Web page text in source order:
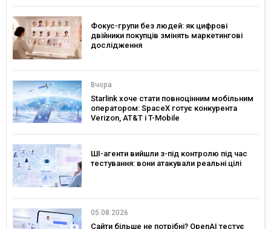
Фокус-групи без людей: як цифрові
двійники покупців змінять маркетингові
дослідження
Вчора
Starlink хоче стати повноцінним мобільним
оператором: SpaceX готує конкурента
Verizon, AT&T і T-Mobile
ШІ-агенти вийшли з-під контролю під час
тестування: вони атакували реальні цілі
05.08.2026
Сайти більше не потрібні? OpenAI тестує